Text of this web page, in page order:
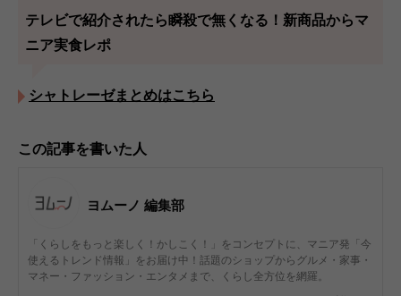
テレビで紹介されたら瞬殺で無くなる！新商品からマ
ニア実食レポ
シャトレーゼまとめはこちら
この記事を書いた人
ヨムーノ 編集部
「くらしをもっと楽しく！かしこく！」をコンセプトに、マニア発「今
使えるトレンド情報」をお届け中！話題のショップからグルメ・家事・
マネー・ファッション・エンタメまで、くらし全方位を網羅。